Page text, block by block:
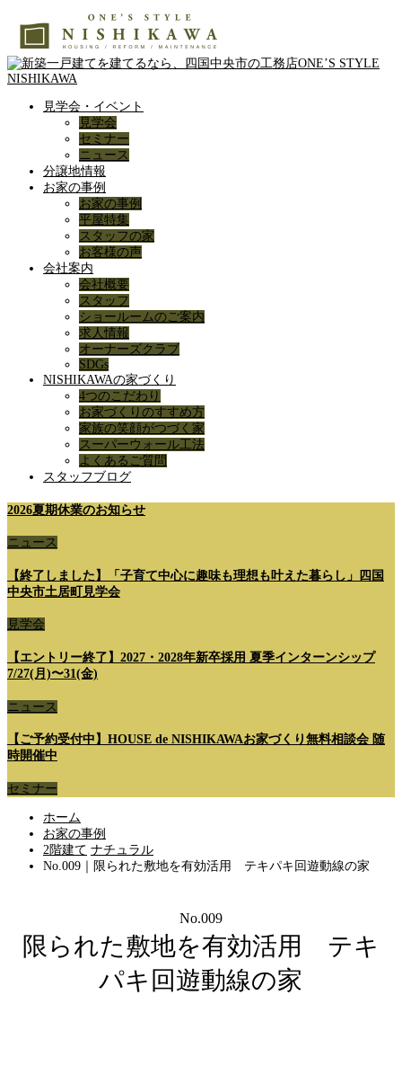
見学会・イベント
見学会
セミナー
ニュース
分譲地情報
お家の事例
お家の事例
平屋特集
スタッフの家
お客様の声
会社案内
会社概要
スタッフ
ショールームのご案内
求人情報
オーナーズクラブ
SDGs
NISHIKAWAの家づくり
4つのこだわり
お家づくりのすすめ方
家族の笑顔がつづく家
スーパーウォール工法
よくあるご質問
スタッフブログ
2026夏期休業のお知らせ
ニュース
【終了しました】「子育て中心に趣味も理想も叶えた暮らし」四国
中央市土居町見学会
見学会
【エントリー終了】2027・2028年新卒採用 夏季インターンシップ
7/27(月)〜31(金)
ニュース
【ご予約受付中】HOUSE de NISHIKAWAお家づくり無料相談会 随
時開催中
セミナー
ホーム
お家の事例
2階建て ナチュラル
No.009｜限られた敷地を有効活用 テキパキ回遊動線の家
No.009
限られた敷地を有効活用 テキ
パキ回遊動線の家